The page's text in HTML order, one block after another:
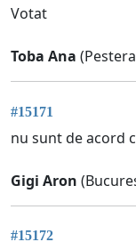
Votat
Toba Ana
#15171
nu sunt de acord
Gigi Aron
#15172